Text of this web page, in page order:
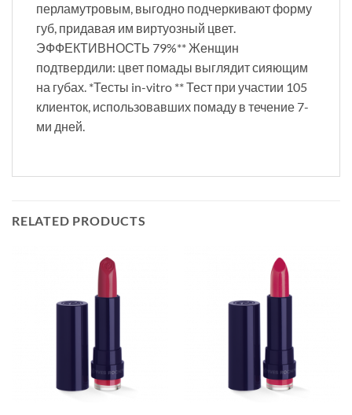
перламутровым, выгодно подчеркивают форму
губ, придавая им виртуозный цвет.
ЭФФЕКТИВНОСТЬ 79%** Женщин
подтвердили: цвет помады выглядит сияющим
на губах. *Тесты in-vitro ** Тест при участии 105
клиенток, использовавших помаду в течение 7-
ми дней.
RELATED PRODUCTS